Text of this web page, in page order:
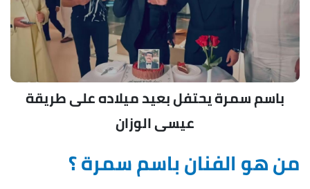
باسم سمرة يحتفل بعيد ميلاده على طريقة
عيسى الوزان
من هو الفنان باسم سمرة ؟